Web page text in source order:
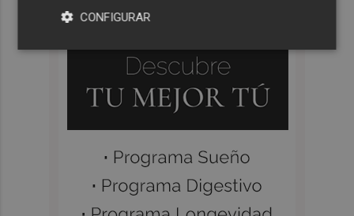
CONFIGURAR